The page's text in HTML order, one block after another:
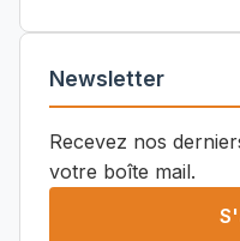
Newsletter
Recevez nos
votre boîte mail.